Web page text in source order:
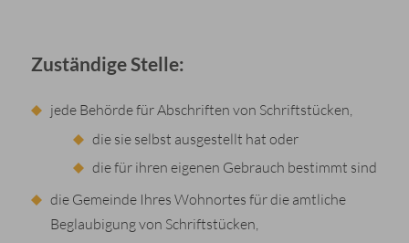
Zuständige Stelle:
jede Behörde für Abschriften von Schriftstücken,
die sie selbst ausgestellt hat oder
die für ihren eigenen Gebrauch bestimmt sind
die Gemeinde Ihres Wohnortes für die amtliche
Beglaubigung von Schriftstücken,